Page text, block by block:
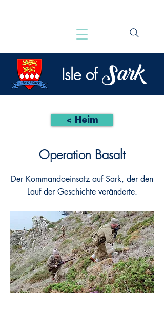
Isle of Sark
< Heim
Operation Basalt
Der Kommandoeinsatz auf Sark, der den
Lauf der Geschichte veränderte.